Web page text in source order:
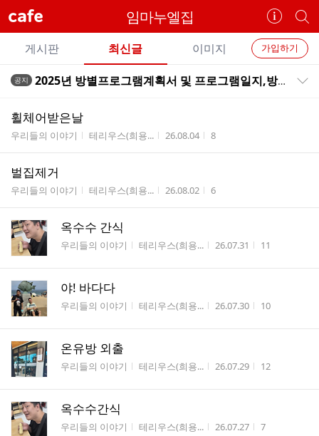
cafe 임마누엘집
카
페
정
보
보
기
개
별
카
페
검
카
페
메
뉴
가입하기
게시판 최신글 이미지
전
글
트
공지 2025년 방별프로그램계획서 및 프로그램일지,방별현장체험계획서
휠체어받은날
게시판명
우리들의 이야기 작성자
테리우스(희용... 작성시간
26.08.04 조회수
8
벌집제거
게시판명
우리들의 이야기 작성자
테리우스(희용... 작성시간
26.08.02 조회수
6
옥수수 간식
게시판명
우리들의 이야기 작성자
테리우스(희용... 작성시간
26.07.31 조회수
11
야! 바다다
게시판명
우리들의 이야기 작성자
테리우스(희용... 작성시간
26.07.30 조회수
10
온유방 외출
게시판명
우리들의 이야기 작성자
테리우스(희용... 작성시간
26.07.29 조회수
12
옥수수간식
게시판명
우리들의 이야기 작성자
테리우스(희용... 작성시간
26.07.27 조회수
7